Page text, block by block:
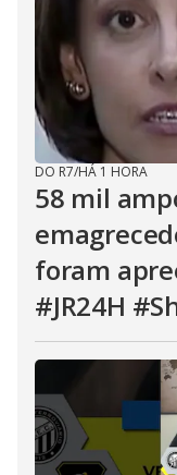
DO R7/HÁ 1 HORA
58 mil
foram
#JR24H